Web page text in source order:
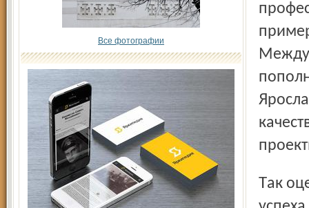
Все фотографии
Так оценивают эксперты одну из главных составляющих